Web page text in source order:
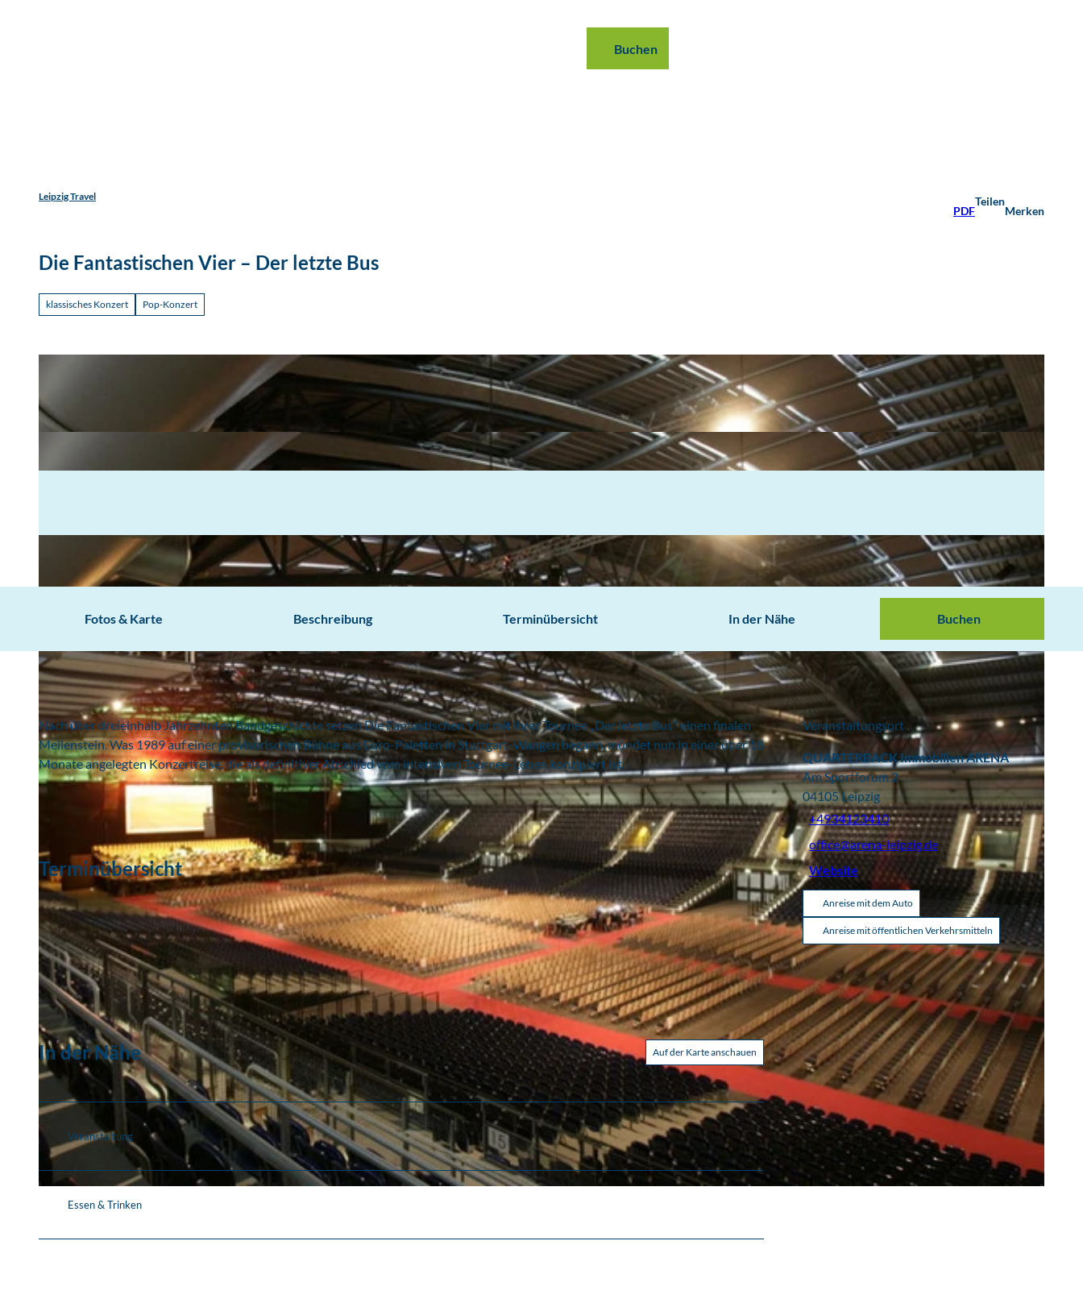
Buchen
Leipzig Travel
PDF
Teilen
Merken
Die Fantastischen Vier – Der letzte Bus
klassisches Konzert Pop-Konzert
© QUARTERBACK Immobilien ARENA
Fotos & Karte Beschreibung Terminübersicht In der Nähe Buchen
Nach über dreieinhalb Jahrzehnten Bandgeschichte setzen Die Fantastischen Vier mit ihrer Tournee „Der letzte Bus“ einen finalen
Meilenstein. Was 1989 auf einer provisorischen Bühne aus Euro-Paletten in Stuttgart-Wangen begann, mündet nun in einer über 18
Monate angelegten Konzertreise, die als definitiver Abschied vom intensiven Tournee-Leben konzipiert ist.
Terminübersicht
In der Nähe Auf der Karte anschauen
Veranstaltung
Essen & Trinken
Veranstaltungsort
QUARTERBACK Immobilien ARENA
Am Sportforum 2
04105Leipzig
+4934123410
office@arena-leipzig.de
Website
Anreise mit dem Auto
Anreise mit öffentlichen Verkehrsmitteln